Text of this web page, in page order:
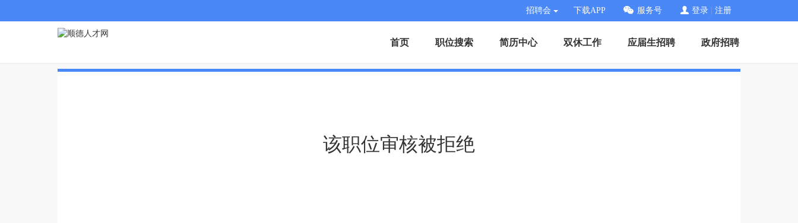
招聘会 下载APP 服务号 登录 注册
首页 职位搜索 简历中心 双休工作 应届生招聘 政府招聘
该职位审核被拒绝